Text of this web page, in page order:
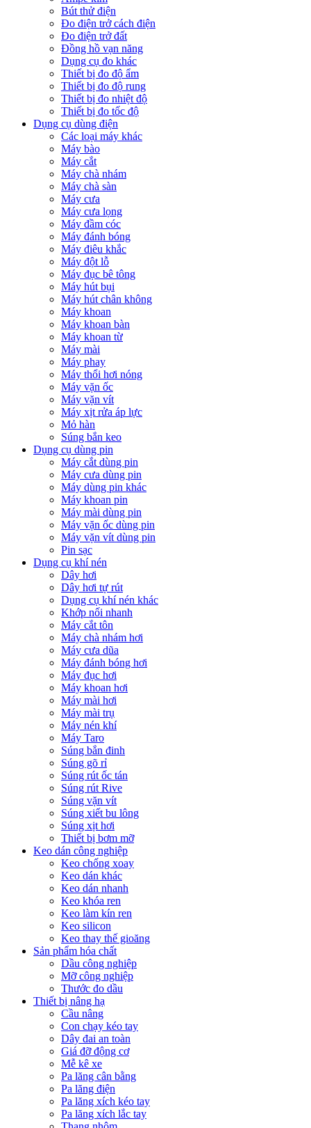
Bút thử điện
Đo điện trở cách điện
Đo điện trở đất
Đồng hồ vạn năng
Dụng cụ đo khác
Thiết bị đo độ ẩm
Thiết bị đo độ rung
Thiết bị đo nhiệt độ
Thiết bị đo tốc độ
Dụng cụ dùng điện
Các loại máy khác
Máy bào
Máy cắt
Máy chà nhám
Máy chà sàn
Máy cưa
Máy cưa lọng
Máy đầm cóc
Máy đánh bóng
Máy điêu khắc
Máy đột lỗ
Máy đục bê tông
Máy hút bụi
Máy hút chân không
Máy khoan
Máy khoan bàn
Máy khoan từ
Máy mài
Máy phay
Máy thổi hơi nóng
Máy vặn ốc
Máy vặn vít
Máy xịt rửa áp lực
Mỏ hàn
Súng bắn keo
Dụng cụ dùng pin
Máy cắt dùng pin
Máy cưa dùng pin
Máy dùng pin khác
Máy khoan pin
Máy mài dùng pin
Máy vặn ốc dùng pin
Máy vặn vít dùng pin
Pin sạc
Dụng cụ khí nén
Dây hơi
Dây hơi tự rút
Dụng cụ khí nén khác
Khớp nối nhanh
Máy cắt tôn
Máy chà nhám hơi
Máy cưa dũa
Máy đánh bóng hơi
Máy đục hơi
Máy khoan hơi
Máy mài hơi
Máy mài trụ
Máy nén khí
Máy Taro
Súng bắn đinh
Súng gõ rỉ
Súng rút ốc tán
Súng rút Rive
Súng vặn vít
Súng xiết bu lông
Súng xịt hơi
Thiết bị bơm mỡ
Keo dán công nghiệp
Keo chống xoay
Keo dán khác
Keo dán nhanh
Keo khóa ren
Keo làm kín ren
Keo silicon
Keo thay thế gioăng
Sản phẩm hóa chất
Dầu công nghiệp
Mỡ công nghiệp
Thước đo dầu
Thiết bị nâng hạ
Cầu nâng
Con chạy kéo tay
Dây đai an toàn
Giá đỡ động cơ
Mễ kê xe
Pa lăng cân bằng
Pa lăng điện
Pa lăng xích kéo tay
Pa lăng xích lắc tay